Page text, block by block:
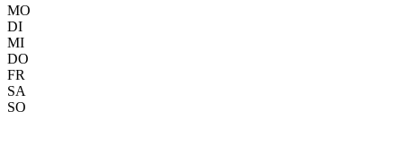
MO
DI
MI
DO
FR
SA
SO